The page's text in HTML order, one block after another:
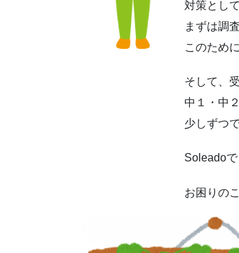
対策とし
まずは調
このため
そして、
中１・中
少しずつ
Soleado
お困りの